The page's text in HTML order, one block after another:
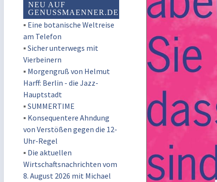
NEU AUF
GENUSSMAENNER.DE
▪ Eine botanische Weltreise
am Telefon
▪ Sicher unterwegs mit
Vierbeinern
▪ Morgengruß von Helmut
Harff: Berlin - die Jazz-
Hauptstadt
▪ SUMMERTIME
▪ Konsequentere Ahndung
von Verstößen gegen die 12-
Uhr-Regel
▪ Die aktuellen
Wirtschaftsnachrichten vom
8. August 2026 mit Michael